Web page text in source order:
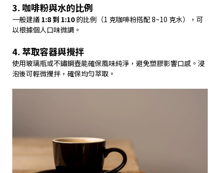
3. 咖啡粉與水的比例
一般建議 1:8 到 1:10 的比例（1 克咖啡粉搭配 8~10 克水），可
以根據個人口味微調。
4. 萃取容器與攪拌
使用玻璃瓶或不鏽鋼壺能確保風味純淨，避免塑膠影響口感。浸
泡後可輕微攪拌，確保均勻萃取。